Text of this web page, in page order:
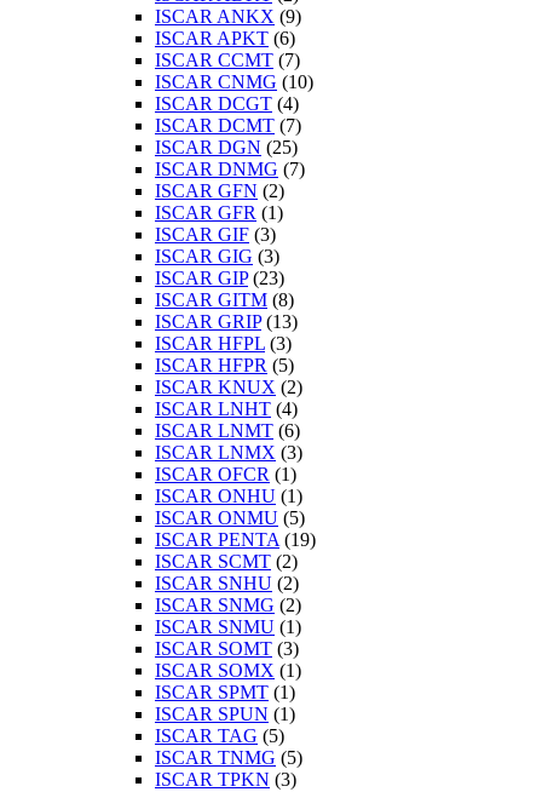
ISCAR ANKX (9)
ISCAR APKT (6)
ISCAR CCMT (7)
ISCAR CNMG (10)
ISCAR DCGT (4)
ISCAR DCMT (7)
ISCAR DGN (25)
ISCAR DNMG (7)
ISCAR GFN (2)
ISCAR GFR (1)
ISCAR GIF (3)
ISCAR GIG (3)
ISCAR GIP(23)
ISCAR GITM (8)
ISCAR GRIP(13)
ISCAR HFPL (3)
ISCAR HFPR (5)
ISCAR KNUX (2)
ISCAR LNHT (4)
ISCAR LNMT (6)
ISCAR LNMX (3)
ISCAR OFCR (1)
ISCAR ONHU (1)
ISCAR ONMU (5)
ISCAR PENTA (19)
ISCAR SCMT (2)
ISCAR SNHU (2)
ISCAR SNMG (2)
ISCAR SNMU (1)
ISCAR SOMT (3)
ISCAR SOMX (1)
ISCAR SPMT (1)
ISCAR SPUN (1)
ISCAR TAG (5)
ISCAR TNMG (5)
ISCAR TPKN (3)